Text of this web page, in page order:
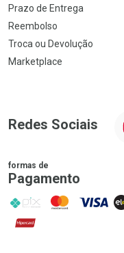
Prazo de Entrega
Reembolso
Troca ou Devolução
Marketplace
Redes Sociais
formas de
Pagamento
PIX MasterCard
VISA
Hipercard